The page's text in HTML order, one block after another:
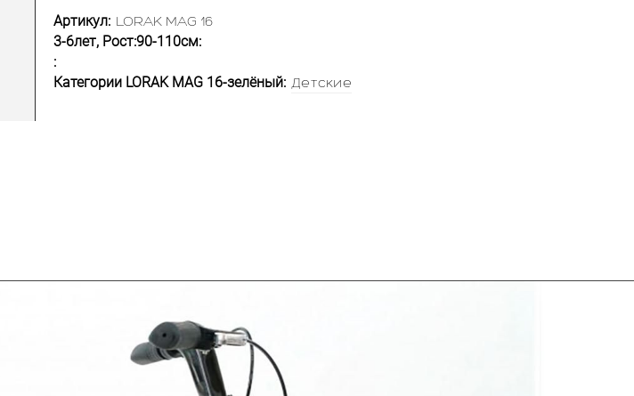
Артикул: LORAK MAG 16
3-6лет, Рост:90-110см:
:
Категории LORAK MAG 16-зелёный: Детские